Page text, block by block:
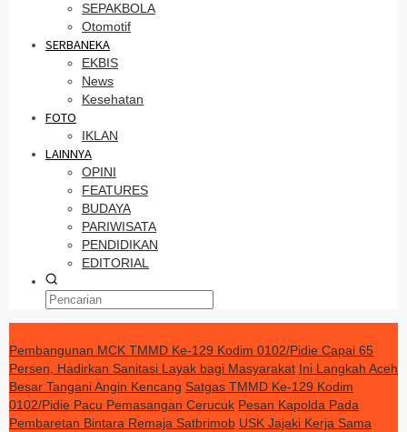
SEPAKBOLA
Otomotif
SERBANEKA
EKBIS
News
Kesehatan
FOTO
IKLAN
LAINNYA
OPINI
FEATURES
BUDAYA
PARIWISATA
PENDIDIKAN
EDITORIAL
Pembangunan MCK TMMD Ke-129 Kodim 0102/Pidie Capai 65
Persen, Hadirkan Sanitasi Layak bagi Masyarakat Ini Langkah Aceh
Besar Tangani Angin Kencang Satgas TMMD Ke-129 Kodim
0102/Pidie Pacu Pemasangan Cerucuk Pesan Kapolda Pada
Pembaretan Bintara Remaja Satbrimob USK Jajaki Kerja Sama